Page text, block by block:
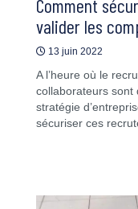
Comment
valider les
13 juin 2022
A l’heure où le
collaborateurs sont
stratégie
sécuriser ces